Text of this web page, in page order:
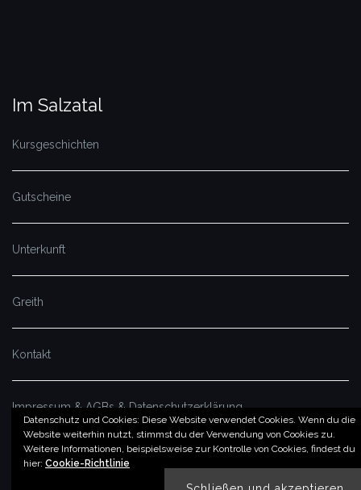
Datenschutz und Cookies: Diese Website verwendet Cookies. Wenn du die
Website weiterhin nutzt, stimmst du der Verwendung von Cookies zu.
Weitere Informationen, beispielsweise zur Kontrolle von Cookies, findest du
hier: Cookie-Richtlinie
Im Salzatal
Kursgeschichten
Gutscheine
Unterkunft
Greith
Kontakt
Impressum & AGBs & Datenschutzerklärung
© by imSalzatal.at